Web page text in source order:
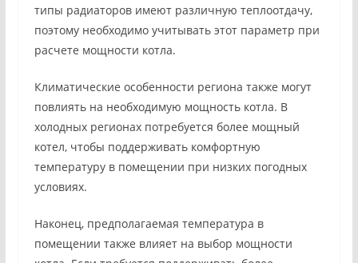
типы радиаторов имеют различную теплоотдачу,
поэтому необходимо учитывать этот параметр при
расчете мощности котла.
Климатические особенности региона также могут
повлиять на необходимую мощность котла. В
холодных регионах потребуется более мощный
котел, чтобы поддерживать комфортную
температуру в помещении при низких погодных
условиях.
Наконец, предполагаемая температура в
помещении также влияет на выбор мощности